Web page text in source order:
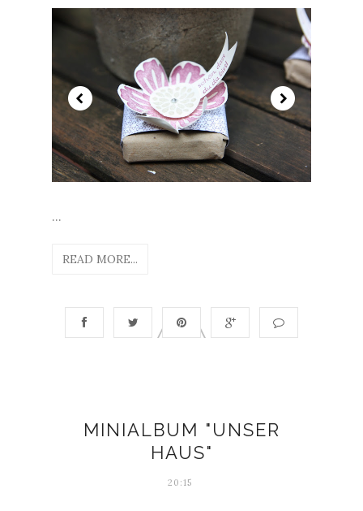
...
READ MORE...
MINIALBUM "UNSER
HAUS"
20:15